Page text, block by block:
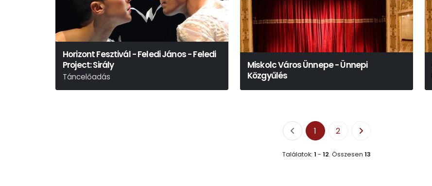
Horizont Fesztivál - Feledi János - Feledi
Project: Sirály
Táncelőadás
Anton Pavlovics Csehov
Miskolc Város Ünnepe - Ünnepi
Közgyűlés
1 2
Találatok: 1 - 12. Összesen 13